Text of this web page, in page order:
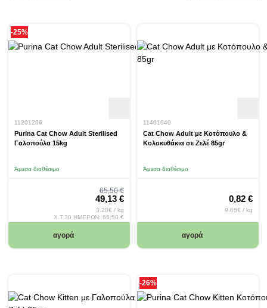
-25%
11201266
Purina Cat Chow Adult Sterilised
Γαλοπούλα 15kg
Άμεσα διαθέσιμο
Special Price
49,13 €
Regular Price
65,50 €
3.28€ / kg
Χ.Τ.30 ΗΜΕΡΩΝ: 65,50 €
αγορά
11401040
Cat Chow Adult με Κοτόπουλο &
Κολοκυθάκια σε Ζελέ 85gr
Άμεσα διαθέσιμο
0,82 €
9.65€ / kg
αγορά
-26%